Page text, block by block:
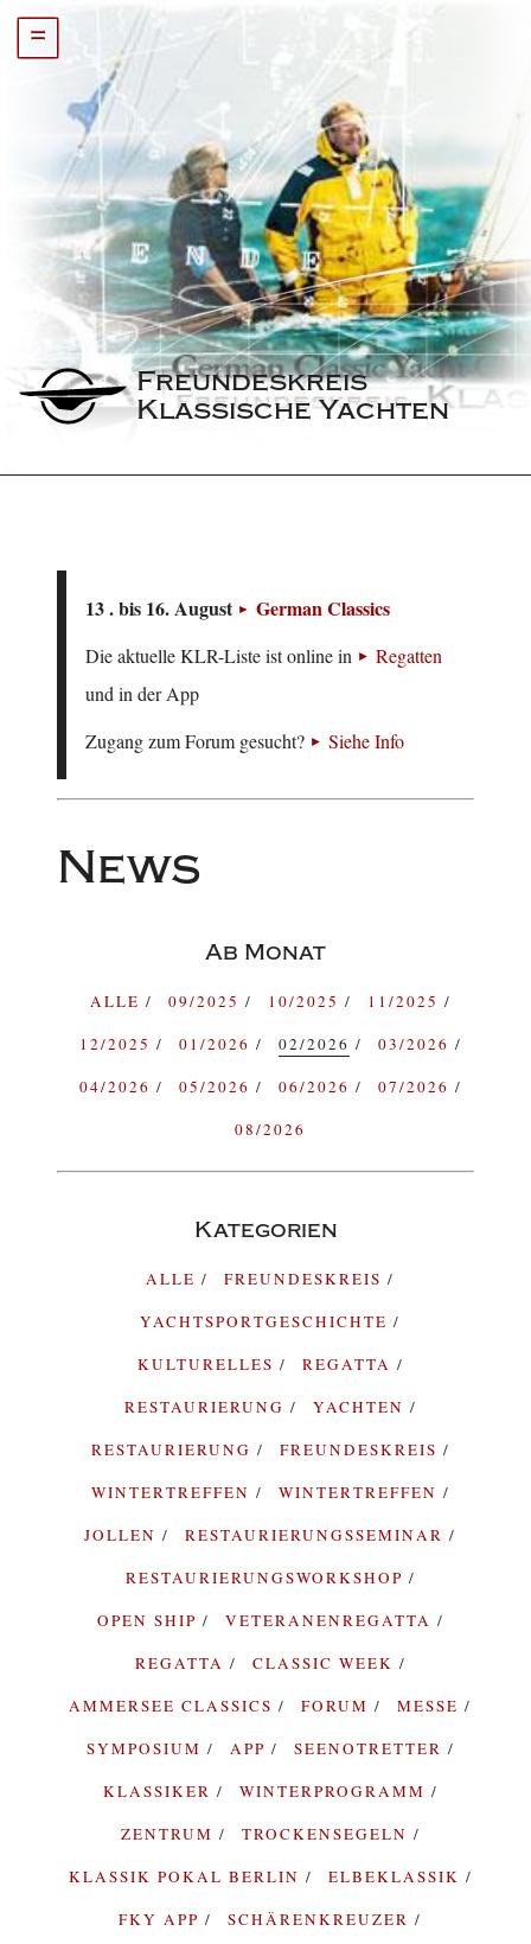
=
Freundeskreis
Klassische Yachten
13 . bis 16. August German Classics
Die aktuelle KLR-Liste ist online in
Regatten
und in der App
Zugang zum Forum gesucht?
Siehe Info
News
Ab Monat
ALLE 09/2025 10/2025
11/2025
12/2025
01/2026 02/2026
03/2026
04/2026
05/2026 06/2026
07/2026
08/2026
Kategorien
ALLE
FREUNDESKREIS
YACHTSPORTGESCHICHTE
KULTURELLES
REGATTA
RESTAURIERUNG
YACHTEN
RESTAURIERUNG
FREUNDESKREIS
WINTERTREFFEN
WINTERTREFFEN
JOLLEN
RESTAURIERUNGSSEMINAR
RESTAURIERUNGSWORKSHOP
OPEN SHIP
VETERANENREGATTA
REGATTA
CLASSIC WEEK
AMMERSEE CLASSICS
FORUM
MESSE
SYMPOSIUM
APP
SEENOTRETTER
KLASSIKER
WINTERPROGRAMM
ZENTRUM
TROCKENSEGELN
KLASSIK POKAL BERLIN
ELBEKLASSIK
FKY APP
SCHÄRENKREUZER